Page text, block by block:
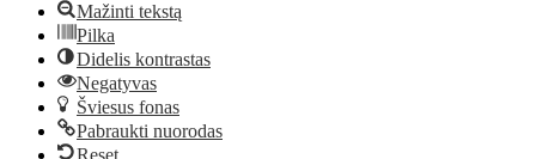
Mažinti tekstą
Pilka
Didelis kontrastas
Negatyvas
Šviesus fonas
Pabraukti nuorodas
Reset